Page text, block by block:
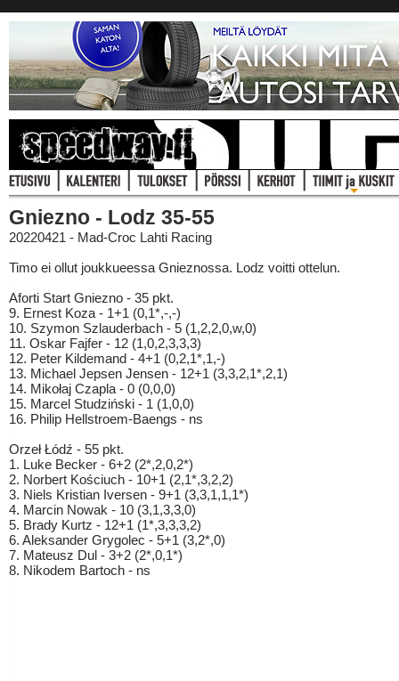
Gniezno - Lodz 35-55
20220421 - Mad-Croc Lahti Racing
Timo ei ollut joukkueessa Gnieznossa. Lodz voitti ottelun.
Aforti Start Gniezno - 35 pkt.
9. Ernest Koza - 1+1 (0,1*,-,-)
10. Szymon Szlauderbach - 5 (1,2,2,0,w,0)
11. Oskar Fajfer - 12 (1,0,2,3,3,3)
12. Peter Kildemand - 4+1 (0,2,1*,1,-)
13. Michael Jepsen Jensen - 12+1 (3,3,2,1*,2,1)
14. Mikołaj Czapla - 0 (0,0,0)
15. Marcel Studziński - 1 (1,0,0)
16. Philip Hellstroem-Baengs - ns
Orzeł Łódź - 55 pkt.
1. Luke Becker - 6+2 (2*,2,0,2*)
2. Norbert Kościuch - 10+1 (2,1*,3,2,2)
3. Niels Kristian Iversen - 9+1 (3,3,1,1,1*)
4. Marcin Nowak - 10 (3,1,3,3,0)
5. Brady Kurtz - 12+1 (1*,3,3,3,2)
6. Aleksander Grygolec - 5+1 (3,2*,0)
7. Mateusz Dul - 3+2 (2*,0,1*)
8. Nikodem Bartoch - ns